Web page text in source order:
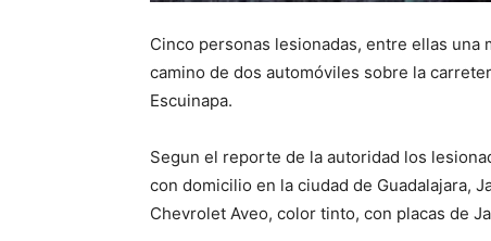
Cinco personas lesionadas, entre ellas una
camino de dos automóviles sobre la
Escuinapa.
Segun el reporte de la autoridad los
con domicilio en la ciudad de Guadalajara,
Chevrolet Aveo, color tinto, con placas de